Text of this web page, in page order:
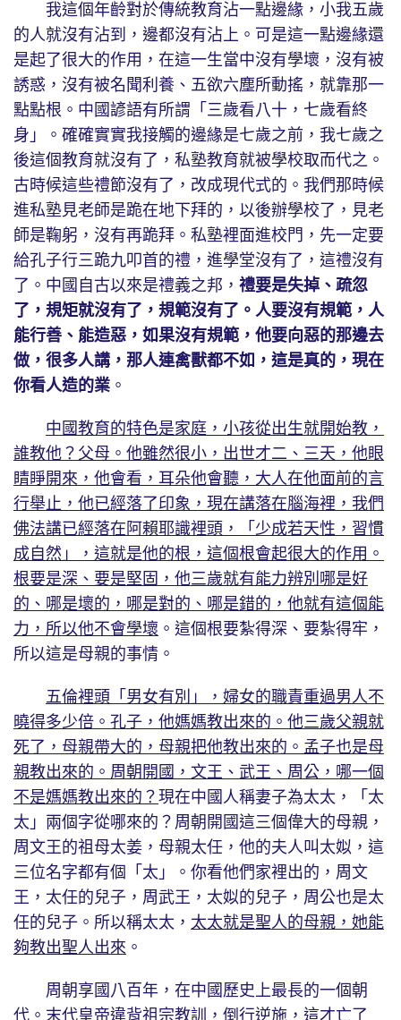
我這個年齡對於傳統教育沾一點邊緣，小我五歲
的人就沒有沾到，邊都沒有沾上。可是這一點邊緣還
是起了很大的作用，在這一生當中沒有學壞，沒有被
誘惑，沒有被名聞利養、五欲六塵所動搖，就靠那一
點點根。中國諺語有所謂「三歲看八十，七歲看終
身」。確確實實我接觸的邊緣是七歲之前，我七歲之
後這個教育就沒有了，私塾教育就被學校取而代之。
古時候這些禮節沒有了，改成現代式的。我們那時候
進私塾見老師是跪在地下拜的，以後辦學校了，見老
師是鞠躬，沒有再跪拜。私塾裡面進校門，先一定要
給孔子行三跪九叩首的禮，進學堂沒有了，這禮沒有
了。中國自古以來是禮義之邦， 禮要是失掉、疏忽
了，規矩就沒有了，規範沒有了。人要沒有規範，人
能行善、能造惡，如果沒有規範，他要向惡的那邊去
做，很多人講，那人連禽獸都不如，這是真的，現在
你看人造的業 。
中國教育的特色是家庭，小孩從出生就開始教，
誰教他？父母。他雖然很小，出世才二、三天，他眼
睛睜開來，他會看，耳朵他會聽，大人在他面前的言
行舉止，他已經落了印象，現在講落在腦海裡，我們
佛法講已經落在阿賴耶識裡頭，「少成若天性，習慣
成自然」，這就是他的根，這個根會起很大的作用。
根要是深、要是堅固，他三歲就有能力辨別哪是好
的、哪是壞的，哪是對的、哪是錯的，他就有這個能
力，所以他不會學壞 。這個根要紮得深、要紮得牢，
所以這是母親的事情。
五倫裡頭「男女有別」，婦女的職責重過男人不
曉得多少倍。孔子，他媽媽教出來的。他三歲父親就
死了，母親帶大的，母親把他教出來的。孟子也是母
親教出來的。周朝開國，文王、武王、周公，哪一個
不是媽媽教出來的？ 現在中國人稱妻子為太太，「太
太」兩個字從哪來的？周朝開國這三個偉大的母親，
周文王的祖母太姜，母親太任，他的夫人叫太姒，這
三位名字都有個「太」。你看他們家裡出的，周文
王，太任的兒子，周武王，太姒的兒子，周公也是太
任的兒子。所以稱太太， 太太就是聖人的母親，她能
夠教出聖人出來 。
周朝享國八百年，在中國歷史上最長的一個朝
代。末代皇帝違背祖宗教訓，倒行逆施，這才亡了